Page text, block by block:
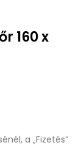
160 x
a „Fizetés“